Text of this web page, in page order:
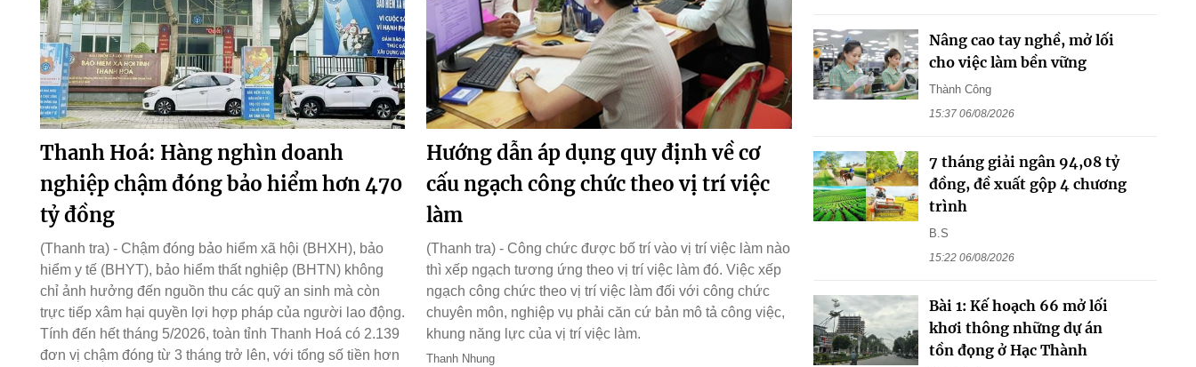
Thanh Hoá: Hàng nghìn doanh
nghiệp chậm đóng bảo hiểm hơn 470
tỷ đồng
(Thanh tra) - Chậm đóng bảo hiểm xã hội (BHXH), bảo
hiểm y tế (BHYT), bảo hiểm thất nghiệp (BHTN) không
chỉ ảnh hưởng đến nguồn thu các quỹ an sinh mà còn
trực tiếp xâm hại quyền lợi hợp pháp của người lao động.
Tính đến hết tháng 5/2026, toàn tỉnh Thanh Hoá có 2.139
đơn vị chậm đóng từ 3 tháng trở lên, với tổng số tiền hơn
Hướng dẫn áp dụng quy định về cơ
cấu ngạch công chức theo vị trí việc
làm
(Thanh tra) - Công chức được bố trí vào vị trí việc làm nào
thì xếp ngạch tương ứng theo vị trí việc làm đó. Việc xếp
ngạch công chức theo vị trí việc làm đối với công chức
chuyên môn, nghiệp vụ phải căn cứ bản mô tả công việc,
khung năng lực của vị trí việc làm.
Thanh Nhung
Nâng cao tay nghề, mở lối
cho việc làm bền vững
Thành Công
15:37 06/08/2026
7 tháng giải ngân 94,08 tỷ
đồng, đề xuất gộp 4 chương
trình
B.S
15:22 06/08/2026
Bài 1: Kế hoạch 66 mở lối
khơi thông những dự án
tồn đọng ở Hạc Thành